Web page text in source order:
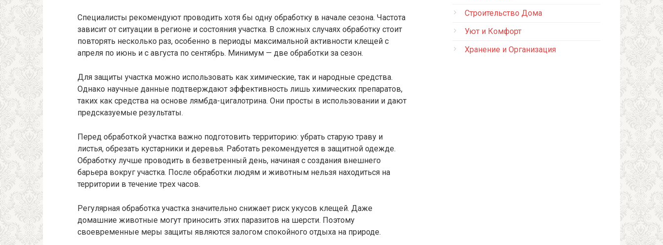
Специалисты рекомендуют проводить хотя бы одну обработку в начале сезона. Частота
зависит от ситуации в регионе и состояния участка. В сложных случаях обработку стоит
повторять несколько раз, особенно в периоды максимальной активности клещей с
апреля по июнь и с августа по сентябрь. Минимум — две обработки за сезон.
Для защиты участка можно использовать как химические, так и народные средства.
Однако научные данные подтверждают эффективность лишь химических препаратов,
таких как средства на основе лямбда-цигалотрина. Они просты в использовании и дают
предсказуемые результаты.
Перед обработкой участка важно подготовить территорию: убрать старую траву и
листья, обрезать кустарники и деревья. Работать рекомендуется в защитной одежде.
Обработку лучше проводить в безветренный день, начиная с создания внешнего
барьера вокруг участка. После обработки людям и животным нельзя находиться на
территории в течение трех часов.
Регулярная обработка участка значительно снижает риск укусов клещей. Даже
домашние животные могут приносить этих паразитов на шерсти. Поэтому
своевременные меры защиты являются залогом спокойного отдыха на природе.
Строительство Дома
Уют и Комфорт
Хранение и Организация